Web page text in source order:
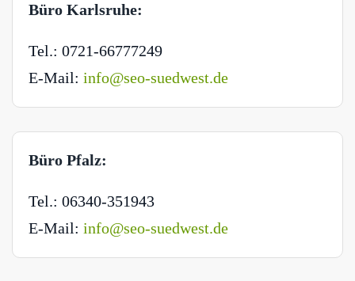
Büro Karlsruhe:
Tel.: 0721-66777249
E-Mail: info@seo-suedwest.de
Büro Pfalz:
Tel.: 06340-351943
E-Mail: info@seo-suedwest.de